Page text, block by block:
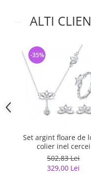
ALTI
Set argint floare de
colier inel cercei
502,83 Lei
329,00 Lei
-35%